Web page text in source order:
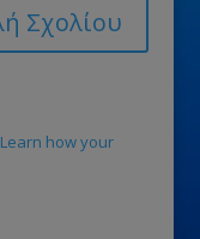
Learn how your